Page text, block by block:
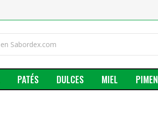
PATÉS DULCES MIEL